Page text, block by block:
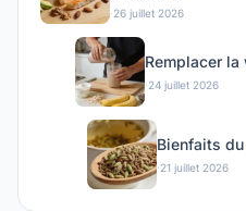
·26 juillet 2026
Remplacer
·24 juillet 2026
Bienfaits
·21 juillet 2026